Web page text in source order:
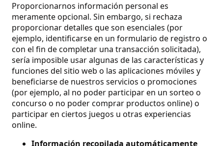
Proporcionarnos información personal es
meramente opcional. Sin embargo, si rechaza
proporcionar detalles que son esenciales (por
ejemplo, identificarse en un formulario de registro o
con el fin de completar una transacción solicitada),
sería imposible usar algunas de las características y
funciones del sitio web o las aplicaciones móviles y
beneficiarse de nuestros servicios o promociones
(por ejemplo, al no poder participar en un sorteo o
concurso o no poder comprar productos online) o
participar en ciertos juegos u otras experiencias
online.
Información recopilada automáticamente